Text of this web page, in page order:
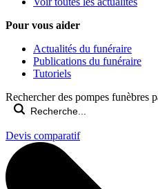
Pour vous aider
Actualités du funéraire
Publications du funéraire
Tutoriels
Rechercher des pompes funèbres
Devis comparatif